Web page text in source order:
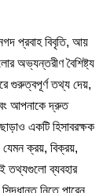
প্রবাহ বিবৃতি, আয়
অভ্যন্তরীণ বৈশিষ্ট্য
গুরুত্বপূর্ণ তথ্য দেয়,
আপনাকে দ্রুত
একটি হিসাবরক্ষক
যেমন ক্রয়, বিক্রয়,
তথ্যগুলো ব্যবহার
নিতে পারেন